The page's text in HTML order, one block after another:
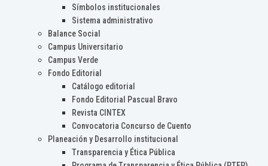
Símbolos institucionales
Sistema administrativo
Balance Social
Campus Universitario
Campus Verde
Fondo Editorial
Catálogo editorial
Fondo Editorial Pascual Bravo
Revista CINTEX
Convocatoria Concurso de Cuento
Planeación y Desarrollo institucional
Transparencia y Ética Pública